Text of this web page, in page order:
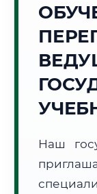
🌅 Восход:
📍
Почтовые индексы:
Часовой пояс:
Наш